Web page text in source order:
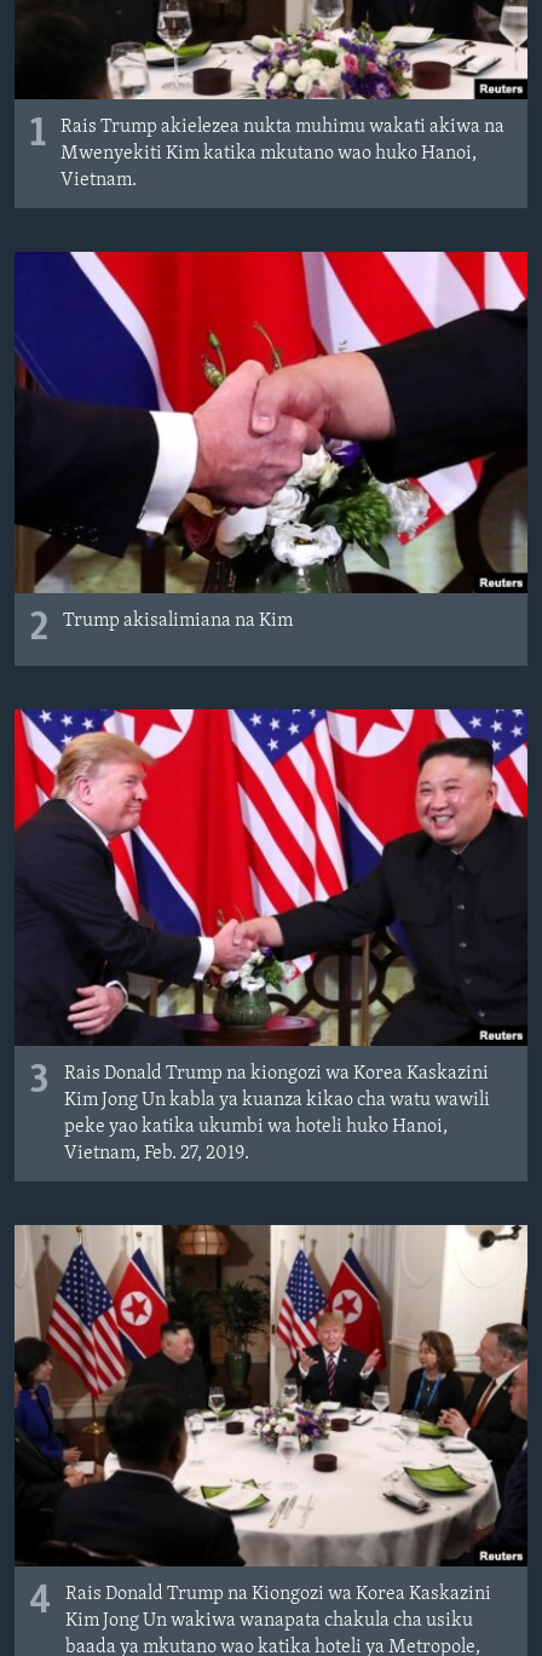
1
Rais Trump akielezea nukta muhimu wakati akiwa na
Mwenyekiti Kim katika mkutano wao huko Hanoi,
Vietnam.
2 Trump akisalimiana na Kim
3
Rais Donald Trump na kiongozi wa Korea Kaskazini
Kim Jong Un kabla ya kuanza kikao cha watu wawili
peke yao katika ukumbi wa hoteli huko Hanoi,
Vietnam, Feb. 27, 2019.
4
Rais Donald Trump na Kiongozi wa Korea Kaskazini
Kim Jong Un wakiwa wanapata chakula cha usiku
baada ya mkutano wao katika hoteli ya Metropole,